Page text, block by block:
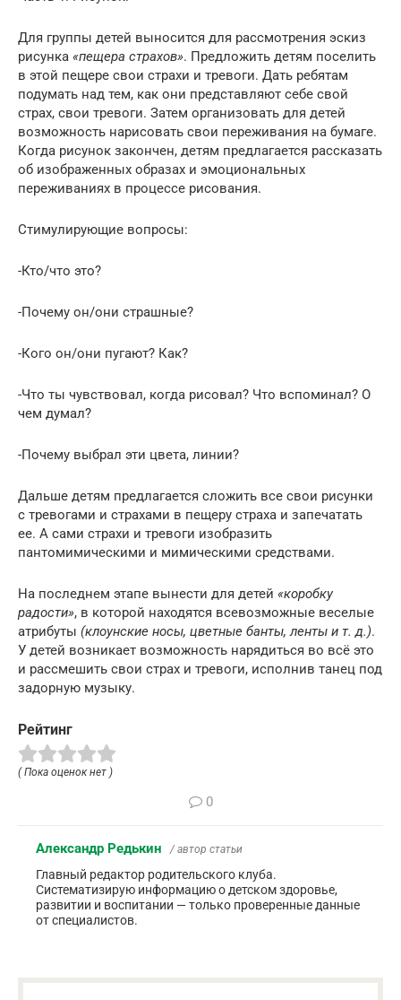
Для группы детей выносится для рассмотрения эскиз
рисунка «пещера страхов». Предложить детям поселить
в этой пещере свои страхи и тревоги. Дать ребятам
подумать над тем, как они представляют себе свой
страх, свои тревоги. Затем организовать для детей
возможность нарисовать свои переживания на бумаге.
Когда рисунок закончен, детям предлагается рассказать
об изображенных образах и эмоциональных
переживаниях в процессе рисования.
Стимулирующие вопросы:
-Кто/что это?
-Почему он/они страшные?
-Кого он/они пугают? Как?
-Что ты чувствовал, когда рисовал? Что вспоминал? О
чем думал?
-Почему выбрал эти цвета, линии?
Дальше детям предлагается сложить все свои рисунки
с тревогами и страхами в пещеру страха и запечатать
ее. А сами страхи и тревоги изобразить
пантомимическими и мимическими средствами.
На последнем этапе вынести для детей «коробку
радости», в которой находятся всевозможные веселые
атрибуты (клоунские носы, цветные банты, ленты и т. д.).
У детей возникает возможность нарядиться во всё это
и рассмешить свои страх и тревоги, исполнив танец под
задорную музыку.
Рейтинг
( Пока оценок нет )
0
Александр Редькин / автор статьи
Главный редактор родительского клуба.
Систематизирую информацию о детском здоровье,
развитии и воспитании — только проверенные данные
от специалистов.